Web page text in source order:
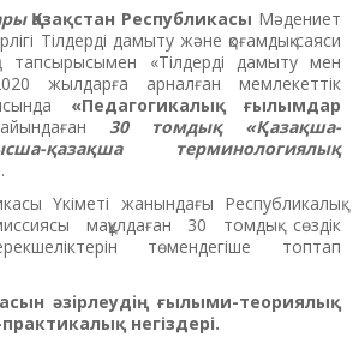
Қазақстан Республикасы Мәдениет
Тілдерді дамыту және қоғамдық-саяси
тапсырысымен «Тілдерді дамыту мен
жылдарға арналған мемлекеттік
«Педагогикалық ғылымдар
30 томдық «Қазақша-
қазақша терминологиялық
Үкіметі жанындағы Республикалық
мақұлдаған 30 томдық сөздік
төмендегіше топтап
әзірлеудің ғылыми-теориялық
негіздері.